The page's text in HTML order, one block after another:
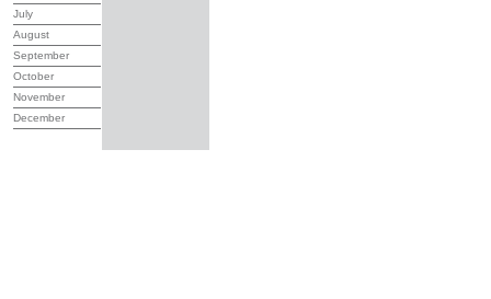
July
August
September
October
November
December